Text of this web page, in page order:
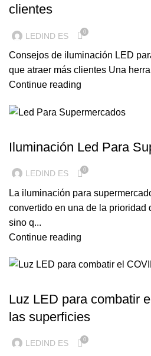
clientes
LEDIND ES 0
Consejos de iluminación LED
que atraer más clientes Una
Continue reading
Iluminación Led Para
LEDIND ES 0
La iluminación para
convertido en una de la prioridad
sino q...
Continue reading
Luz LED para combatir
las superficies
LEDIND ES 0